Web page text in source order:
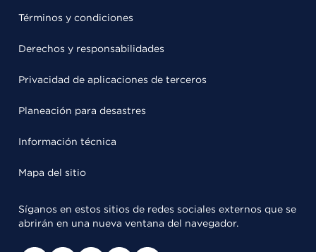
Términos y condiciones
Derechos y responsabilidades
Privacidad de aplicaciones de terceros
Planeación para desastres
Información técnica
Mapa del sitio
Síganos en estos sitios de redes sociales externos que se
abrirán en una nueva ventana del navegador.